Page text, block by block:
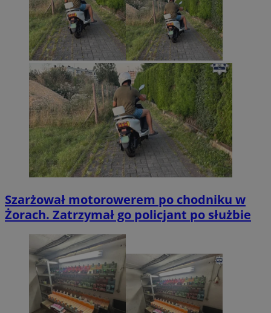
Szarżował motorowerem po chodniku w
Żorach. Zatrzymał go policjant po służbie